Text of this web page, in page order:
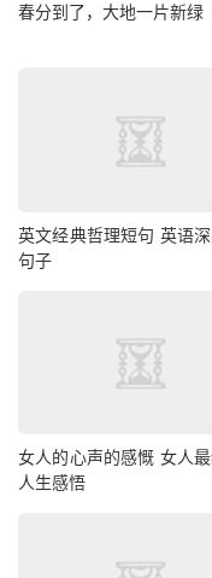
春分到了，大地一片新绿
英文经典哲理短句 英语
句子
女人的心声的感慨 女人
人生感悟